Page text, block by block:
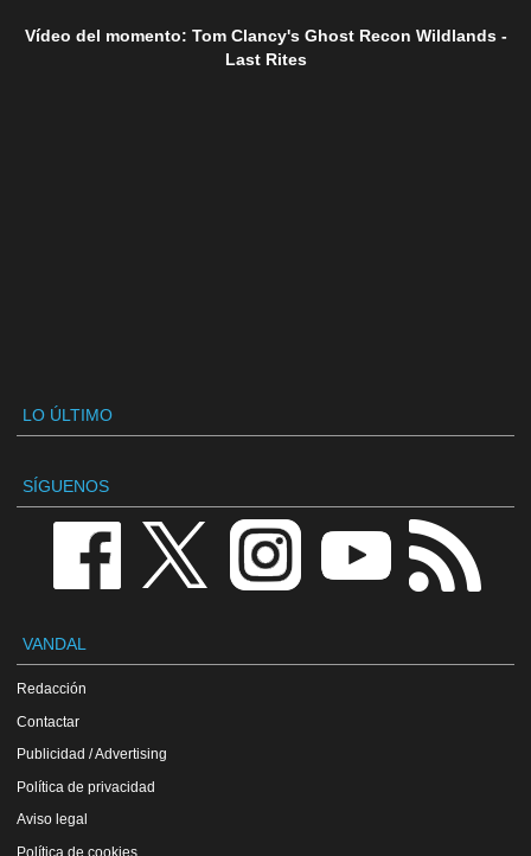
Vídeo del momento: Tom Clancy's Ghost Recon Wildlands -
Last Rites
LO ÚLTIMO
SÍGUENOS
VANDAL
Redacción
Contactar
Publicidad / Advertising
Política de privacidad
Aviso legal
Política de cookies